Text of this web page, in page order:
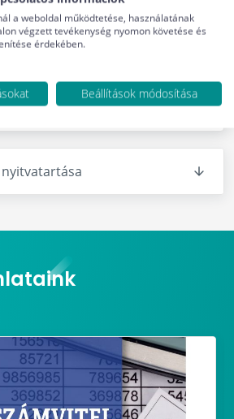
eseményeit is a Példatárban bemutatottak
ajánljuk számukra is a kiadványt.
megoldással közölt feladatok, gyakorlati
a különböző típusú képzésben részt vevő
eredményes felkészülésben.
a weboldal működtetése, használatának
végzett tevékenység nyomon követése és
érdekében.
Beállítások módosítása